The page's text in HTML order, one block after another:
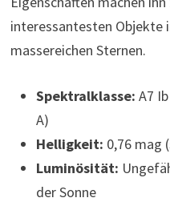
interessantesten Objekte
massereichen Sternen.
Spektralklasse: A7
A)
Helligkeit: 0,76 mag
Luminösität:
der Sonne